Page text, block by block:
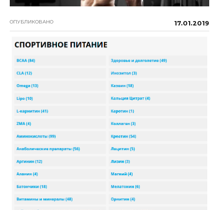
ОПУБЛИКОВАНО 17.01.2019